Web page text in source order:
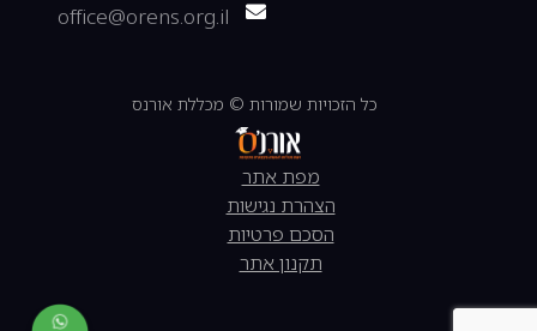
office@orens.org.il
כל הזכויות שמורות © מכללת אורנס
מפת אתר
הצהרת נגישות
הסכם פרטיות
תקנון אתר